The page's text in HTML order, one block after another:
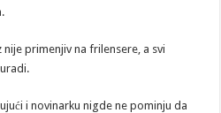
primenjiv na frilensere, a svi
i novinarku nigde ne pominju da